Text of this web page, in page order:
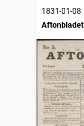
1831-01-08
Aftonbladet